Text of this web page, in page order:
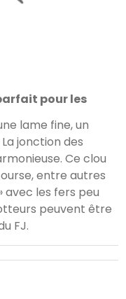
pour les
lame fine, un
jonction des
Ce clou
entre autres
avec les fers peu
peuvent être
FJ.